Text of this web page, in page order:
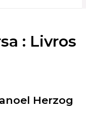
: Livros
Herzog